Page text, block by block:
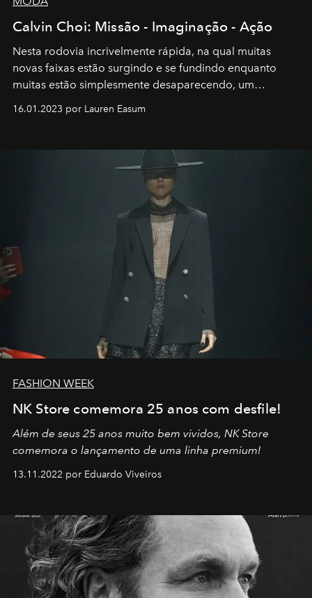
Calvin Choi: Missão - Imaginação - Ação
Nesta rodovia incrivelmente rápida, na qual muitas
novas faixas estão surgindo e se fundindo enquanto
muitas estão simplesmente desaparecendo, um
transportador AMTD abrindo caminho para muitos
por propósitos, com um claro senso de missão na vida e
16.01.2023 por Lauren Easum
FASHION WEEK
NK Store comemora 25 anos com desfile!
Além de seus 25 anos muito bem vividos, NK Store
comemora o lançamento de uma linha premium!
13.11.2022 por Eduardo Viveiros